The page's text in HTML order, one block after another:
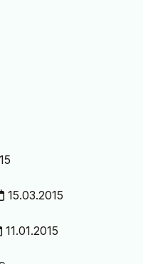
15.03.2015
11.01.2015